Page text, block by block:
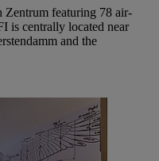
featuring 78 air-
is centrally located near
and the